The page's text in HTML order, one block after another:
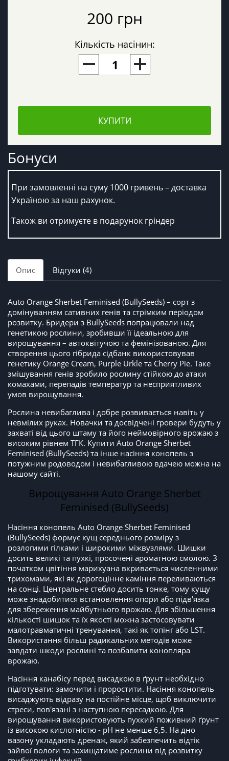
200 грн
Кількість насінин:
КУПИТИ
Бонуси
При замовленні на суму 1000 гривень – доставка
Україною за наш рахунок.
Також ви отримуєте в подарунок гріндер
Опис Відгуки (4)
Auto Orange Sherbet Feminised (BullySeeds) – сорт з
домінуванням сативних генів та стрімким періодом
розвитку. Бридери з BullySeeds попрацювали над
генетикою рослини, зробивши її ідеальною для
вирощування – автоквітучою та фемінізованою. Для
створення цього гібрида сідбанк використовував
генетику Orange Cream, Purple Urkle та Cherry Pie. Таке
змішування генів зробило рослину стійкою до атаки
комахами, перепадів температур та несприятливих
умов вирощування.
Рослина невибаглива і добре розвивається навіть у
невмілих руках. Новачки та досвідчені гровери будуть у
захваті від цього штаму та його неймовірного врожаю з
високим рівнем ТГК. Купити Auto Orange Sherbet
Feminised (BullySeeds) та інше насіння конопель з
потужним родоводом і невибагливою вдачею можна на
нашому сайті.
Вирощування Auto Orange Sherbet
Feminised (BullySeeds)
Насіння конопель Auto Orange Sherbet Feminised
(BullySeeds) формує кущ середнього розміру з
розлогими гілками і широкими міжвузлями. Шишки
досить великі та пухкі, просочені ароматною смолою. З
початком цвітіння марихуана вкривається численними
трихомами, які як дорогоцінне каміння переливаються
на сонці. Центральне стебло досить тонке, тому кущу
може знадобитися встановлення опори або підв'язка
для збереження майбутнього врожаю. Для збільшення
кількості шишок та їх якості можна застосовувати
малотравматичні тренування, такі як топінг або LST.
Використання більш радикальних методів може
завдати шкоди рослині та позбавити конопляра
врожаю.
Насіння канабісу перед висадкою в ґрунт необхідно
підготувати: замочити і проростити. Насіння конопель
висаджують відразу на постійне місце, щоб виключити
стреси, пов'язані з наступною пересадкою. Для
вирощування використовують пухкий поживний ґрунт
із високою кислотністю - рН не менше 6,5. На дно
вазону укладають дренаж, який забезпечить відтік
зайвої вологи та захищатиме рослини від розвитку